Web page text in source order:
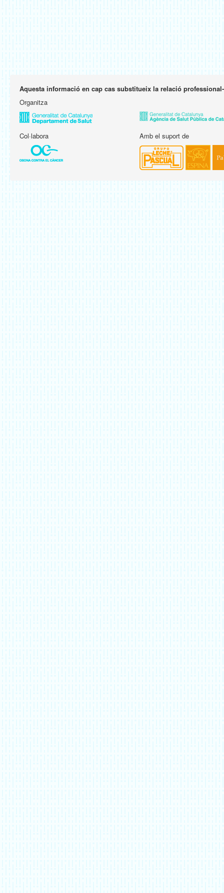
Aquesta informació en cap cas substitueix la relació
Organitza
Col·labora Amb el suport de